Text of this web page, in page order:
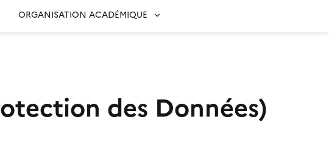
ORGANISATION ACADÉMIQUE
des Données)